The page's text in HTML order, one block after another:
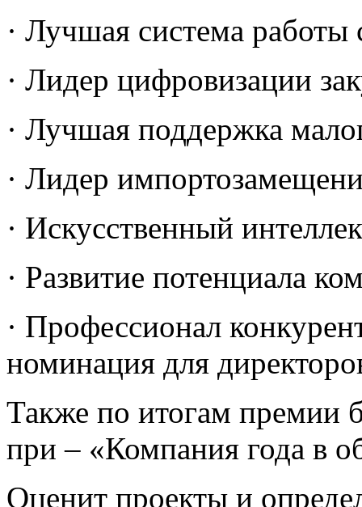
· Лучшая система
· Лидер цифровизации
· Лучшая поддержка
· Лидер
· Искусственный
· Развитие потенциала
· Профессионал
номинация для
Также по итогам премии
при – «Компания года в
Оценит проекты и